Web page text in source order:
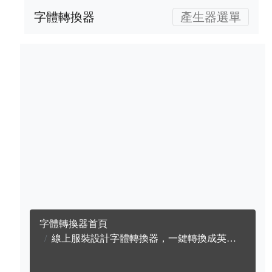
字體轉換器 產生器選單
字體轉換器首頁
線上服裝設計字體轉換器，一鍵轉換成英文服裝設計字體